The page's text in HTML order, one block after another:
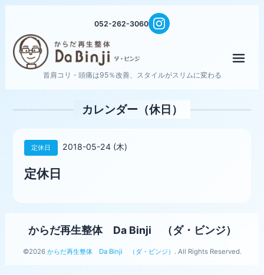
052-262-3060
首肩コリ・頭痛は95％改善、スタイルがスリムに変わる
カレンダー（休日）
定休日 2018-05-24 (木)
定休日
からだ再生整体 Da Binji （ダ・ビンジ）
©2026 からだ再生整体 Da Binji （ダ・ビンジ） . All Rights Reserved.